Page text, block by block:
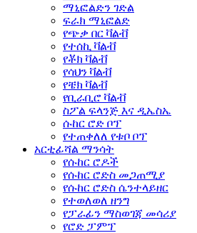
ማኒፎልድን ገድል
ፍራክ ማኒፎልድ
የጭቃ በር ቫልቭ
የተሰኪ ቫልቭ
የቾክ ቫልቭ
የሳህን ቫልቭ
የቼክ ቫልቭ
የቢራቢሮ ቫልቭ
ስፖል ፍላንጅ እና ዲኤስኤ
ሱከር ሮድ ቦፕ
የተጠቀለለ የቱቦ ቦፕ
አርቲፊሻል ማንሳት
የሱከር ሮዶች
የሱከር ሮድስ መጋጠሚያ
የሱከር ሮድስ ሴንተላይዘር
የተወለወለ ዘንግ
የፓራፊን ማስወገጃ መሳሪያ
የሮድ ፓምፕ